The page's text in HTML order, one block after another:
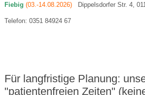
Fiebig (03.-14.08.2026) Dippelsdorfer Str. 4,
Telefon: 0351 84924 67
Für langfristige Planung:
"patientenfreien Zeiten"